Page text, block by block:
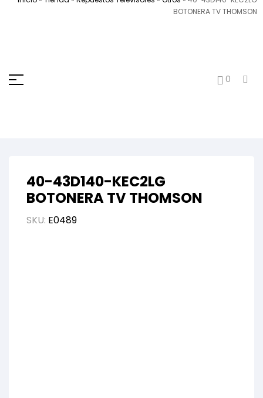
BOTONERA TV THOMSON
0
40-43D140-KEC2LG
BOTONERA TV THOMSON
SKU: E0489